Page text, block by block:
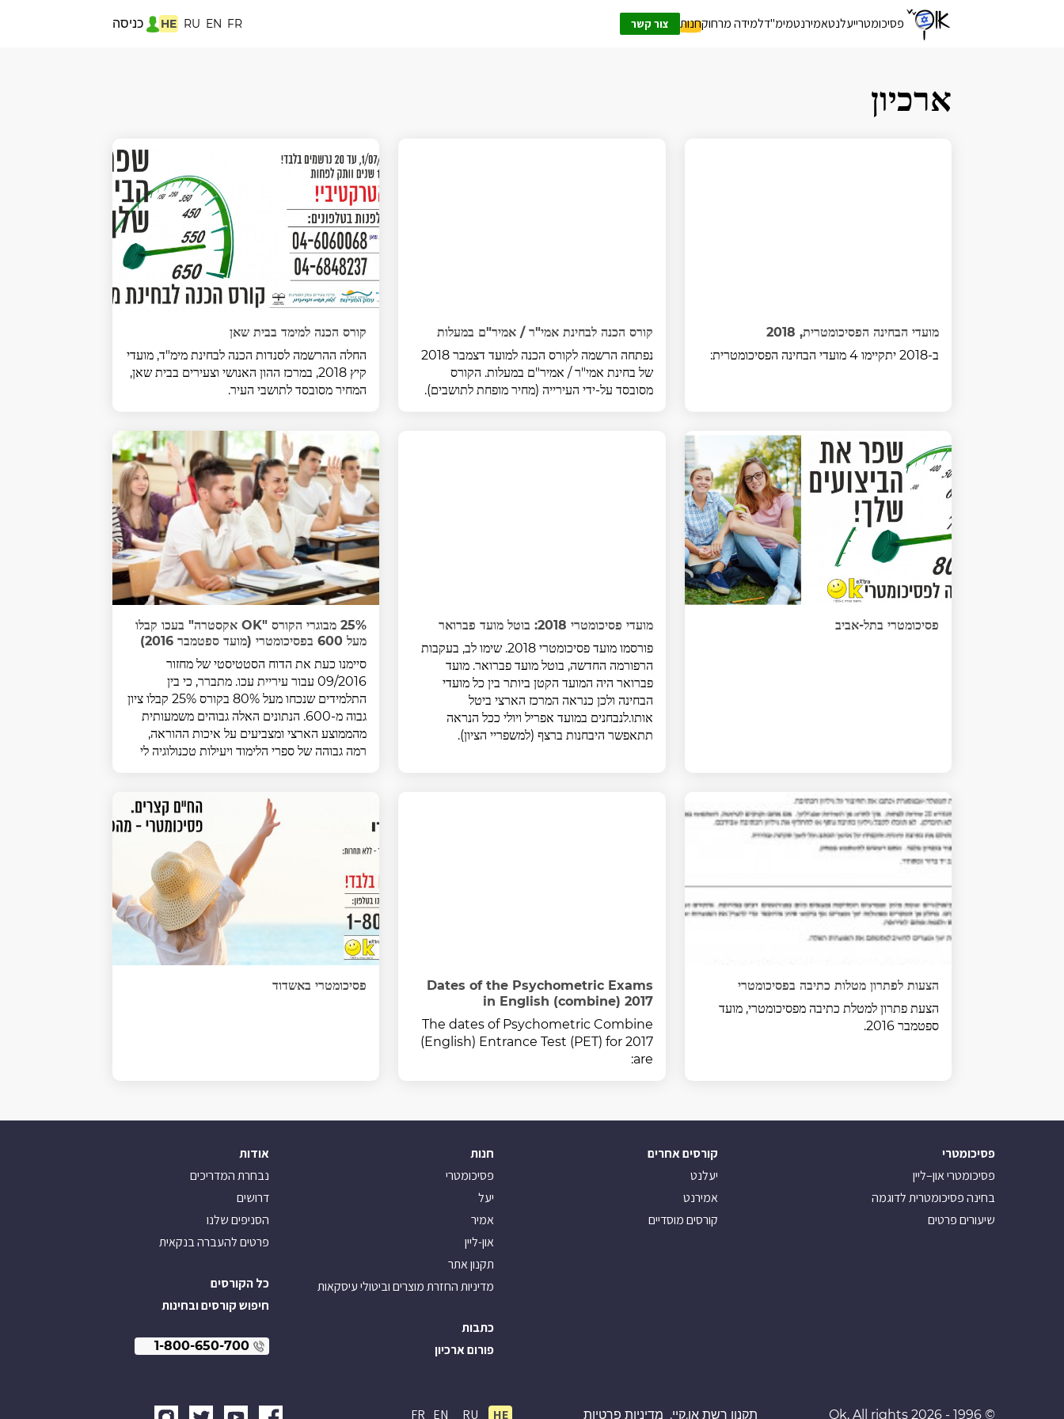
פסיכומטרייעלנטאמירנטמימ"דלמידה מרחוקחנות צור קשר HE RU EN FR כניסה
ארכיון
מועדי הבחינה הפסיכומטרית, 2018
ב-2018 יתקיימו 4 מועדי הבחינה הפסיכומטרית:
קורס הכנה לבחינת אמי"ר / אמיר"ם במעלות
נפתחה הרשמה לקורס הכנה למועד דצמבר 2018
של בחינת אמי"ר / אמיר"ם במעלות. הקורס
מסובסד על-ידי העירייה (מחיר מופחת לתושבים).
קורס הכנה למימד בבית שאן
החלה ההרשמה לסנדות הכנה לבחינת מימ"ד, מועדי
קיץ 2018, במרכז ההון האנושי וצעירים בבית שאן,
המחיר מסובסד לתושבי העיר.
פסיכומטרי בתל-אביב
מועדי פסיכומטרי 2018: בוטל מועד פברואר
פורסמו מועד פסיכומטרי 2018. שימו לב, בעקבות
הרפורמה החדשה, בוטל מועד פברואר. מועד
פברואר היה המועד הקטן ביותר בין כל מועדי
הבחינה ולכן כנראה המרכז הארצי ביטל
אותו.לנבחנים במועד אפריל ויולי ככל הנראה
תתאפשר היבחנות ברצף (למשפריי הציון).
25% מבוגרי הקורס "OK אקסטרה" בעכו קבלו
מעל 600 בפסיכומטרי (מועד ספטמבר 2016)
סיימנו כעת את הדוח הסטטיסטי של מחזור
09/2016 עבור עיריית עכו. מתברר, כי בין
התלמידים שנכחו מעל 80% בקורס 25% קבלו ציון
גבוה מ-600. הנתונים האלה גבוהים משמעותית
מהממוצע הארצי ומצביעים על איכות ההוראה,
רמה גבוהה של ספרי הלימוד ויעילות טכנולוגיה לי
הצעות לפתרון מטלות כתיבה בפסיכומטרי
הצעת פתרון למטלת כתיבה מפסיכומטרי, מועד
ספטמבר 2016.
Dates of the Psychometric Exams
in English (combine) 2017
The dates of Psychometric Combine
(English) Entrance Test (PET) for 2017
are:
פסיכומטרי באשדוד
פסיכומטרי
פסיכומטרי און–ליין
בחינה פסיכומטרית לדוגמה
שיעורים פרטים
קורסים אחרים
יעלנט
אמירנט
קורסים מוסדיים
חנות
פסיכומטרי
יעל
אמיר
און-ליין
תקנון אתר
מדיניות החזרת מוצרים וביטולי עיסקאות
כתבות
פורום ארכיון
אודות
נבחרת המדריכים
דרושים
הסניפים שלנו
פרטים להעברה בנקאית
כל הקורסים
חיפוש קורסים ובחינות
1-800-650-700
© 1996 - 2026 Ok. All rights תקנון רשת או.קיי. מדיניות פרטיות HE
RU
EN
FR